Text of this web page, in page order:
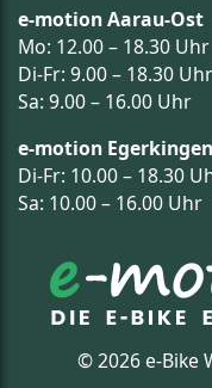
e-motion Aarau-Ost
Mo: 12.00 – 18.30 Uhr
Di-Fr: 9.00 – 18.30 Uhr
Sa: 9.00 – 16.00 Uhr
e-motion Egerkingen
Di-Fr: 10.00 – 18.30
Sa: 10.00 – 16.00 Uhr
©2026e-Bike